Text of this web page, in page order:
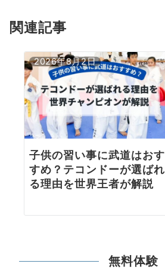
ョ
ン
関連記事
2026年8月2日
子供の習い事に武道はおす
すめ？テコンドーが選ばれ
る理由を世界王者が解説
無料体験